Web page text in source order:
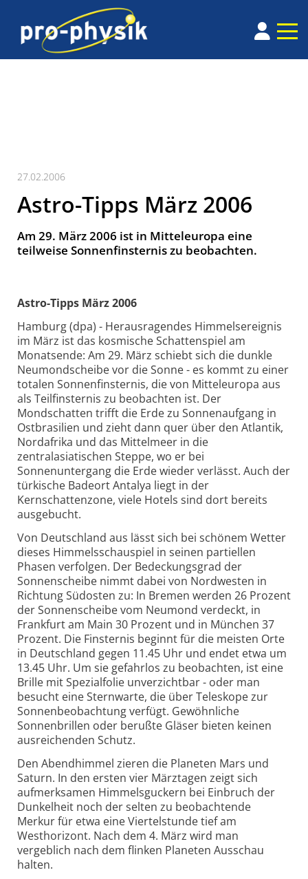
27.02.2006
Astro-Tipps März 2006
Am 29. März 2006 ist in Mitteleuropa eine
teilweise Sonnenfinsternis zu beobachten.
Astro-Tipps März 2006
Hamburg (dpa) - Herausragendes Himmelsereignis
im März ist das kosmische Schattenspiel am
Monatsende: Am 29. März schiebt sich die dunkle
Neumondscheibe vor die Sonne - es kommt zu einer
totalen Sonnenfinsternis, die von Mitteleuropa aus
als Teilfinsternis zu beobachten ist. Der
Mondschatten trifft die Erde zu Sonnenaufgang in
Ostbrasilien und zieht dann quer über den Atlantik,
Nordafrika und das Mittelmeer in die
zentralasiatischen Steppe, wo er bei
Sonnenuntergang die Erde wieder verlässt. Auch der
türkische Badeort Antalya liegt in der
Kernschattenzone, viele Hotels sind dort bereits
ausgebucht.
Von Deutschland aus lässt sich bei schönem Wetter
dieses Himmelsschauspiel in seinen partiellen
Phasen verfolgen. Der Bedeckungsgrad der
Sonnenscheibe nimmt dabei von Nordwesten in
Richtung Südosten zu: In Bremen werden 26 Prozent
der Sonnenscheibe vom Neumond verdeckt, in
Frankfurt am Main 30 Prozent und in München 37
Prozent. Die Finsternis beginnt für die meisten Orte
in Deutschland gegen 11.45 Uhr und endet etwa um
13.45 Uhr. Um sie gefahrlos zu beobachten, ist eine
Brille mit Spezialfolie unverzichtbar - oder man
besucht eine Sternwarte, die über Teleskope zur
Sonnenbeobachtung verfügt. Gewöhnliche
Sonnenbrillen oder berußte Gläser bieten keinen
ausreichenden Schutz.
Den Abendhimmel zieren die Planeten Mars und
Saturn. In den ersten vier Märztagen zeigt sich
aufmerksamen Himmelsguckern bei Einbruch der
Dunkelheit noch der selten zu beobachtende
Merkur für etwa eine Viertelstunde tief am
Westhorizont. Nach dem 4. März wird man
vergeblich nach dem flinken Planeten Ausschau
halten.